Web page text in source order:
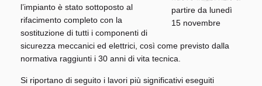
l’impianto è stato sottoposto al
rifacimento completo con la
sostituzione di tutti i componenti di
sicurezza meccanici ed elettrici, così come previsto dalla
normativa raggiunti i 30 anni di vita tecnica.
Si riportano di seguito i lavori più significativi eseguiti